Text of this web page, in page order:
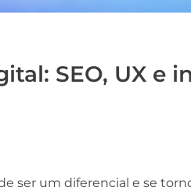
SEO, UX e
ser um diferencial e se